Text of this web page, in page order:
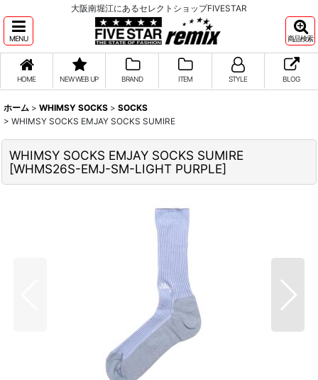
大阪南堀江にあるセレクトショップFIVESTAR
MENU 商品検索
HOME NEW WEB UP BRAND ITEM STYLE BLOG
ホーム > WHIMSY SOCKS > SOCKS
> WHIMSY SOCKS EMJAY SOCKS SUMIRE
WHIMSY SOCKS EMJAY SOCKS SUMIRE
[WHMS26S-EMJ-SM-LIGHT PURPLE]